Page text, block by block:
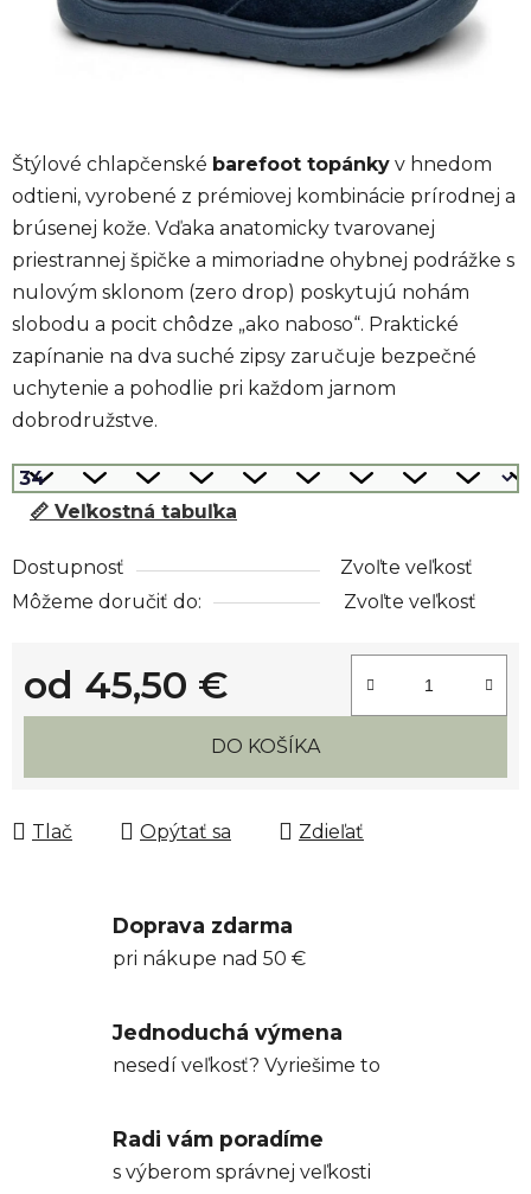
Štýlové chlapčenské barefoot topánky v hnedom
odtieni, vyrobené z prémiovej kombinácie prírodnej a
brúsenej kože. Vďaka anatomicky tvarovanej
priestrannej špičke a mimoriadne ohybnej podrážke s
nulovým sklonom (zero drop) poskytujú nohám
slobodu a pocit chôdze „ako naboso“. Praktické
zapínanie na dva suché zipsy zaručuje bezpečné
uchytenie a pohodlie pri každom jarnom
dobrodružstve.
📏 Veľkostná tabuľka
Dostupnosť
Zvoľte veľkosť
Môžeme doručiť do:
Zvoľte veľkosť
od 45,50 €
Jednotková cena:
DO KOŠÍKA
Tlač Opýtať sa Zdieľať
Doprava zdarma
pri nákupe nad 50 €
Jednoduchá výmena
nesedí veľkosť? Vyriešime to
Radi vám poradíme
s výberom správnej veľkosti